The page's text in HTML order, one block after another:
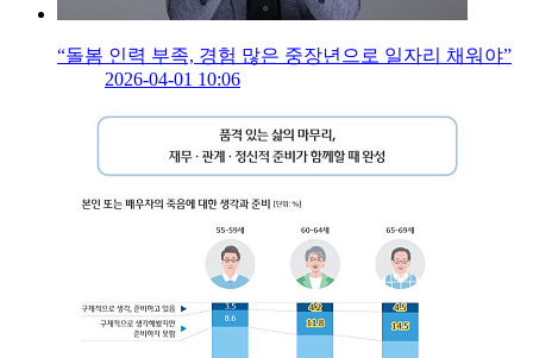
“돌봄 인력 부족, 경험 많은 중장년으로 일자리 채워야”
2026-04-01 10:06